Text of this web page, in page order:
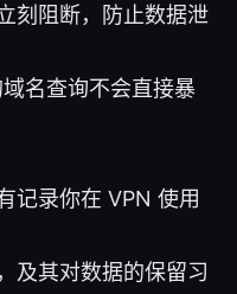
刻阻断，防止数据泄
名查询不会直接暴
记录你在 VPN 使用
及其对数据的保留习